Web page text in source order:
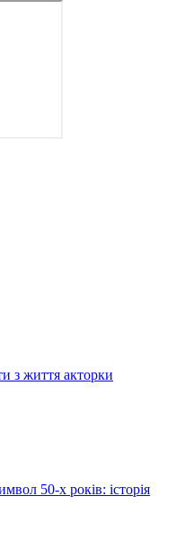
з життя акторки
50-х років: історія